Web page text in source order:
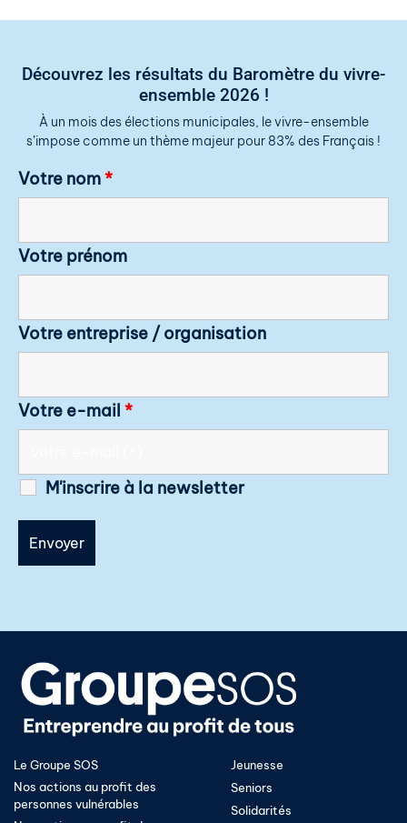
Découvrez les résultats du Baromètre du vivre-
ensemble 2026 !
À un mois des élections municipales, le vivre-ensemble
s’impose comme un thème majeur pour 83% des Français !
Votre nom*
Votre prénom
Votre entreprise / organisation
Votre e-mail *
M'inscrire à la newsletter
Le Groupe SOS
Nos actions au profit des
personnes vulnérables
Jeunesse
Seniors
Solidarités